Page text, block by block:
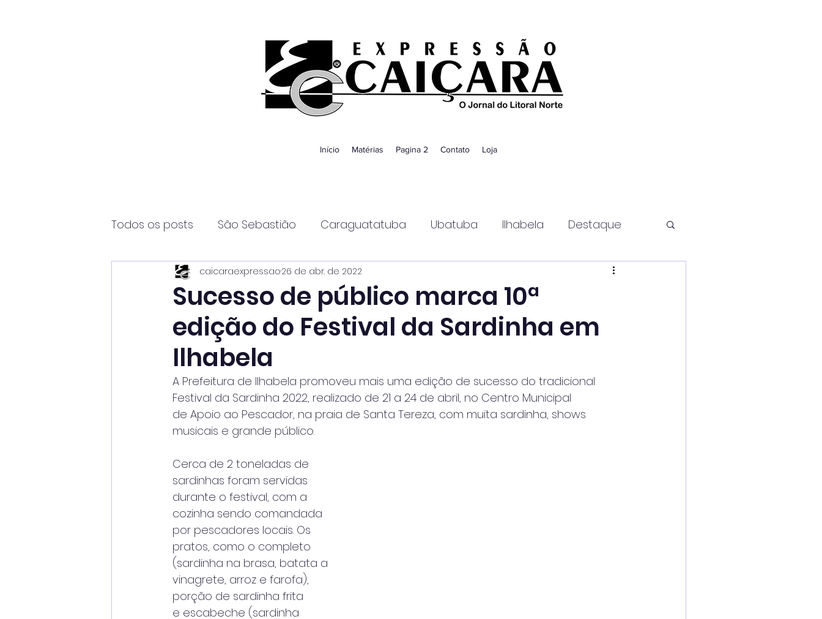
Início Matérias Pagina 2 Contato Loja
Todos os posts São Sebastião Caraguatatuba Ubatuba Ilhabela Destaque
Página2 Itanhaém Guaratinguetá
Sucesso de público marca 10ª
edição do Festival da Sardinha em
Ilhabela
caicaraexpressao26 de abr. de 2022
A Prefeitura de Ilhabela promoveu mais uma edição de sucesso do tradicional
Festival da Sardinha 2022, realizado de 21 a 24 de abril, no Centro Municipal
de Apoio ao Pescador, na praia de Santa Tereza, com muita sardinha, shows
musicais e grande público.
Cerca de 2 toneladas de
sardinhas foram servidas
durante o festival, com a
cozinha sendo comandada
por pescadores locais. Os
pratos, como o completo
(sardinha na brasa, batata a
vinagrete, arroz e farofa),
porção de sardinha frita
e escabeche (sardinha